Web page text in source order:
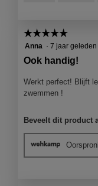
☆☆☆☆☆
☆☆☆☆☆
5
sterren.
Anna · 7 jaar geleden
Ook handig!
Werkt perfect! Blijft
zwemmen !
Beveelt dit product